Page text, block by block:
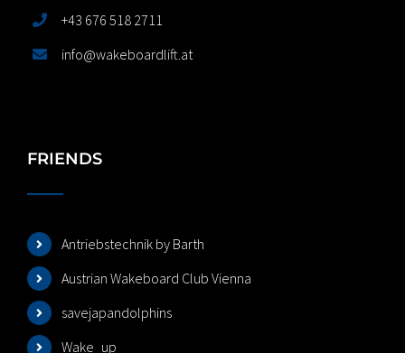
+43 676 518 2711
info@wakeboardlift.at
FRIENDS
Antriebstechnik by Barth
Austrian Wakeboard Club Vienna
savejapandolphins
Wake_up